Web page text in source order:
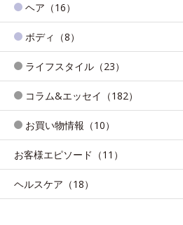
ヘア（16）
ボディ（8）
ライフスタイル（23）
コラム&エッセイ（182）
お買い物情報（10）
お客様エピソード（11）
ヘルスケア（18）